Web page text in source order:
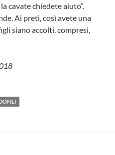
cavate chiedete aiuto”.
Ai preti, così avete una
siano accolti, compresi,